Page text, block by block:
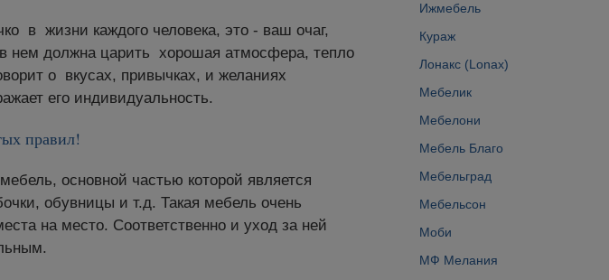
в жизни каждого человека, это - ваш очаг,
нем должна царить хорошая атмосфера, тепло
о вкусах, привычках, и желаниях
его индивидуальность.
правил!
основной частью которой является
обувницы и т.д. Такая мебель очень
на место. Соответственно и уход за ней
Ижмебель
Кураж
Лонакс (Lonax)
Мебелик
Мебелони
Мебель Благо
Мебельград
Мебельсон
Моби
МФ Мелания